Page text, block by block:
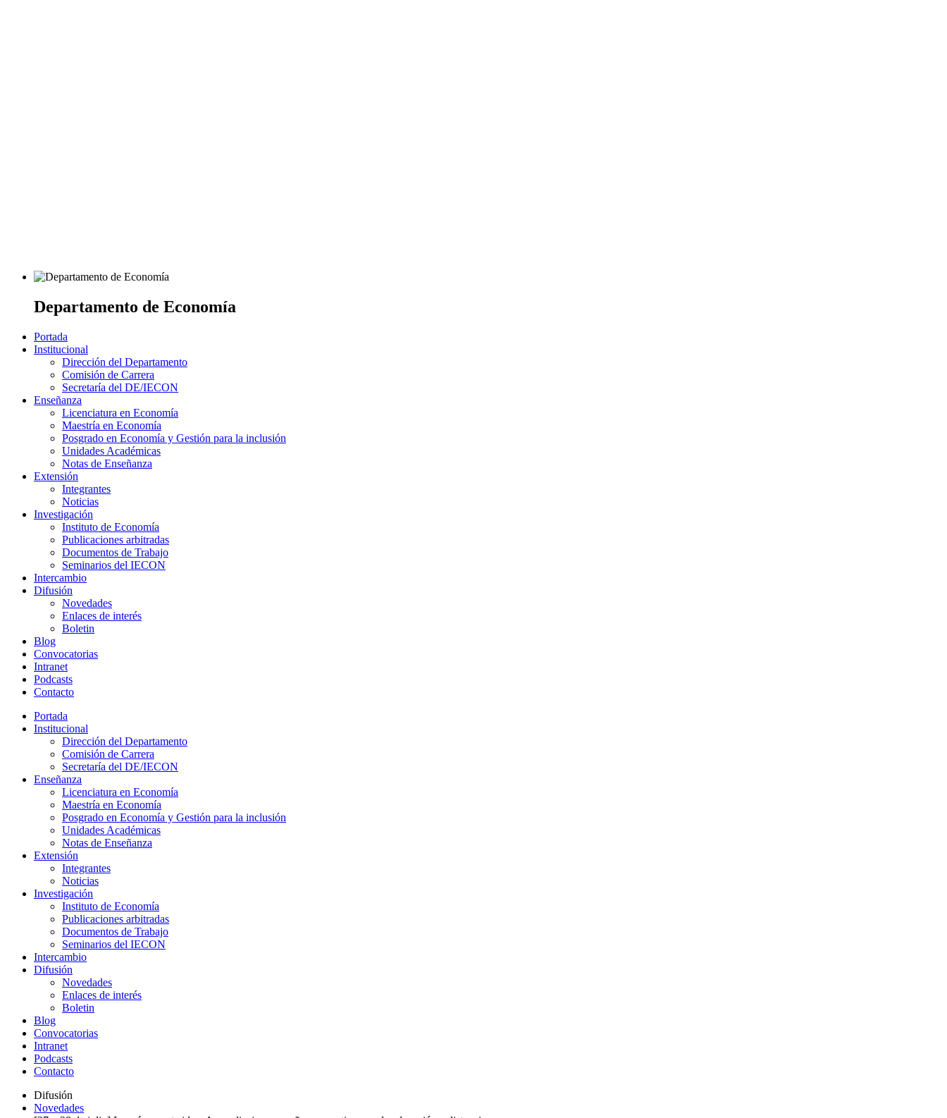
Departamento de Economía
Portada
Institucional
Dirección del Departamento
Comisión de Carrera
Secretaría del DE/IECON
Enseñanza
Licenciatura en Economía
Maestría en Economía
Posgrado en Economía y Gestión para la inclusión
Unidades Académicas
Notas de Enseñanza
Extensión
Integrantes
Noticias
Investigación
Instituto de Economía
Publicaciones arbitradas
Documentos de Trabajo
Seminarios del IECON
Intercambio
Difusión
Novedades
Enlaces de interés
Boletin
Blog
Convocatorias
Intranet
Podcasts
Contacto
Portada
Institucional
Dirección del Departamento
Comisión de Carrera
Secretaría del DE/IECON
Enseñanza
Licenciatura en Economía
Maestría en Economía
Posgrado en Economía y Gestión para la inclusión
Unidades Académicas
Notas de Enseñanza
Extensión
Integrantes
Noticias
Investigación
Instituto de Economía
Publicaciones arbitradas
Documentos de Trabajo
Seminarios del IECON
Intercambio
Difusión
Novedades
Enlaces de interés
Boletin
Blog
Convocatorias
Intranet
Podcasts
Contacto
Difusión
Novedades